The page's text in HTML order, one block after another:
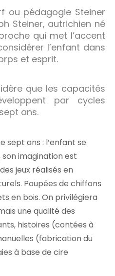
ou pédagogie Steiner
Steiner, autrichien né
qui met l’accent
l’enfant dans
et esprit.
que les capacités
par cycles
ans.
sept ans : l’enfant se
imagination est
jeux réalisés en
Poupées de chiffons
en bois. On privilégiera
une qualité des
histoires (contées à
(fabrication du
à base de cire